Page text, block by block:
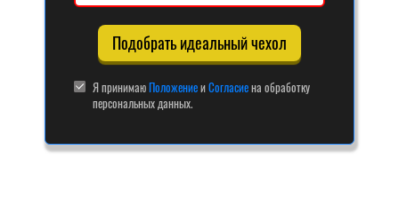
Подобрать идеальный чехол
Я принимаюПоложениеиСогласиена обработку
персональных данных.